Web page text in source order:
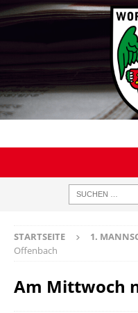
STARTSEITE 1.
Offenbach
Am Mittwoch